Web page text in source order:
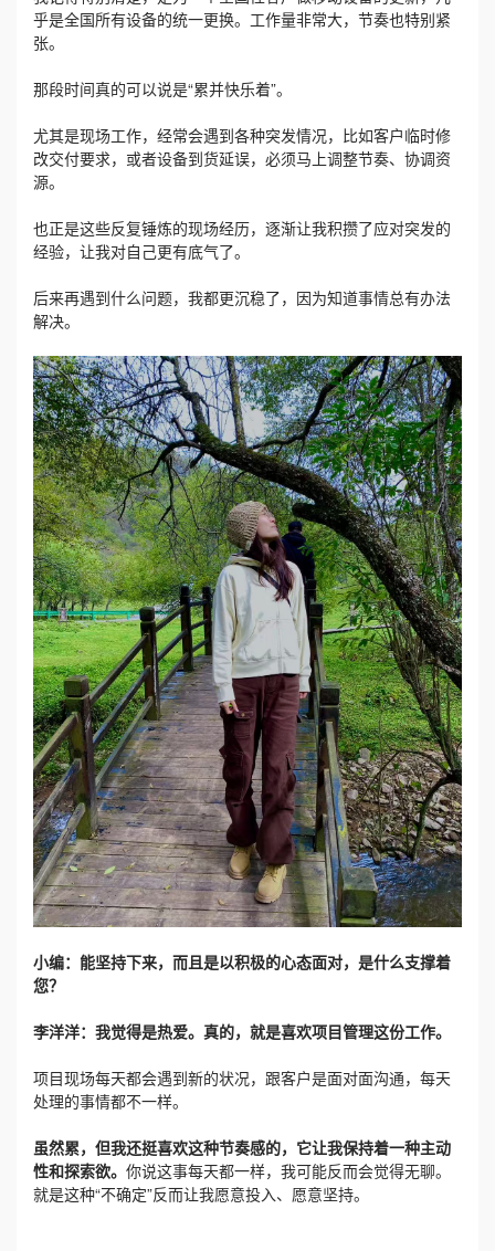
乎是全国所有设备的统一更换。工作量非常大，节奏也特别紧
张。
那段时间真的可以说是“累并快乐着”。
尤其是现场工作，经常会遇到各种突发情况，比如客户临时修
改交付要求，或者设备到货延误，必须马上调整节奏、协调资
源。
也正是这些反复锤炼的现场经历，逐渐让我积攒了应对突发的
经验，让我对自己更有底气了。
后来再遇到什么问题，我都更沉稳了，因为知道事情总有办法
解决。
小编：能坚持下来，而且是以积极的心态面对，是什么支撑着
您？
李洋洋： 我觉得是热爱。真的，就是喜欢项目管理这份工作。
项目现场每天都会遇到新的状况，跟客户是面对面沟通，每天
处理的事情都不一样。
虽然累，但我还挺喜欢这种节奏感的，它让我保持着一种主动
性和探索欲。 你说这事每天都一样，我可能反而会觉得无聊。
就是这种“不确定”反而让我愿意投入、愿意坚持。